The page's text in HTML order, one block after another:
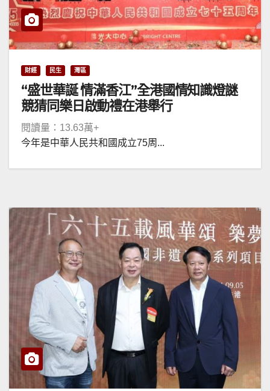
財經 民生 灣區
“盛世華誕 情滿香江”全港國情知識燈謎
競猜同樂日啟動禮在港舉行
閱讀量：13.63萬+
今年是中華人民共和國成立75周...